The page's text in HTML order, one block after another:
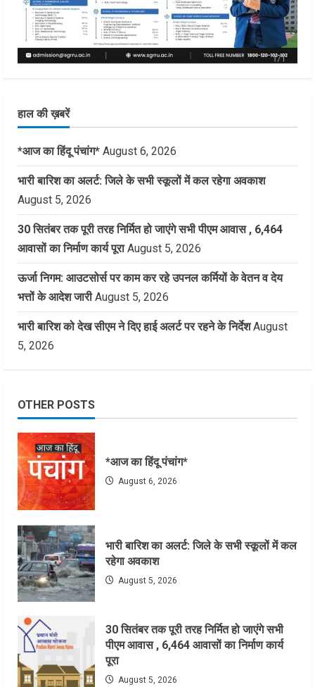
हाल की ख़बरें
*आज का हिंदू पंचांग* August 6, 2026
भारी बारिश का अलर्ट: जिले के सभी स्कूलों में कल रहेगा अवकाश
August 5, 2026
30 सितंबर तक पूरी तरह निर्मित हो जाएंगे सभी पीएम आवास , 6,464
आवासों का निर्माण कार्य पूरा August 5, 2026
ऊर्जा निगम: आउटसोर्स पर काम कर रहे उपनल कर्मियों के वेतन व देय
भत्तों के आदेश जारी August 5, 2026
भारी बारिश को देख सीएम ने दिए हाई अलर्ट पर रहने के निर्देश August
5, 2026
OTHER POSTS
*आज का हिंदू पंचांग*
August 6, 2026
भारी बारिश का अलर्ट: जिले के सभी स्कूलों में कल
रहेगा अवकाश
August 5, 2026
30 सितंबर तक पूरी तरह निर्मित हो जाएंगे सभी
पीएम आवास , 6,464 आवासों का निर्माण कार्य
पूरा
August 5, 2026